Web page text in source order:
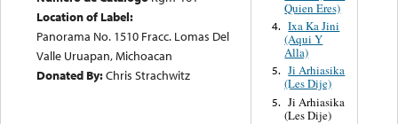
Location of Label:
Panorama No. 1510 Fracc. Lomas Del
Valle Uruapan, Michoacan
Donated By:Chris Strachwitz
Quien Eres)
4. Ixa Ka Jini
(Aqui Y
Alla)
5. Ji Arhiasika
(Les Dije)
5. Ji Arhiasika
(Les Dije)